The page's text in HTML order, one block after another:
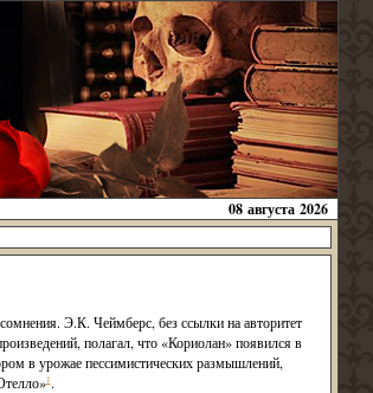
08 августа 2026
Э.К. Чеймберс, без ссылки на авторитет
полагал, что «Кориолан» появился в
в урожае пессимистических размышлений,
1.